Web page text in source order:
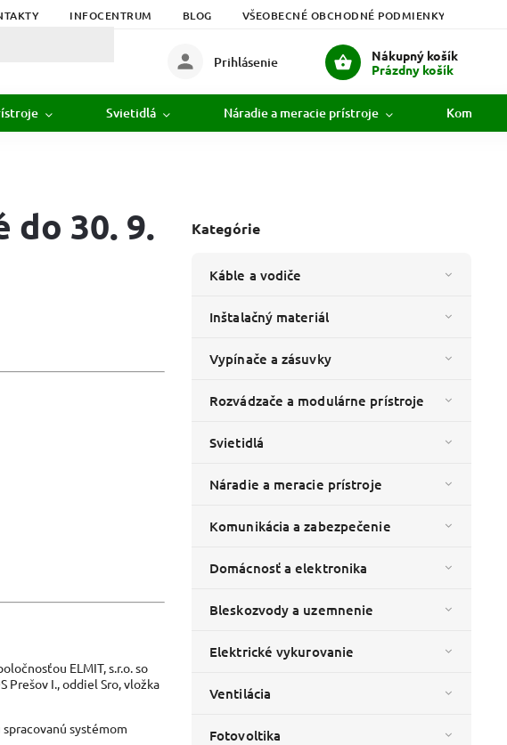
INFOCENTRUM BLOG VŠEOBECNÉ OBCHODNÉ PODMIENKY
Nákupný košík
Prázdny košík
Prihlásenie
Svietidlá Náradie a meracie prístroje
Kategórie
Káble a vodiče
Inštalačný materiál
Vypínače a zásuvky
Rozvádzače a modulárne prístroje
Svietidlá
Náradie a meracie prístroje
Komunikácia a zabezpečenie
Domácnosť a elektronika
Bleskozvody a uzemnenie
Elektrické vykurovanie
Ventilácia
Fotovoltika
30. 9.
ELMIT, s.r.o. so
Prešov I., oddiel Sro, vložka
systémom